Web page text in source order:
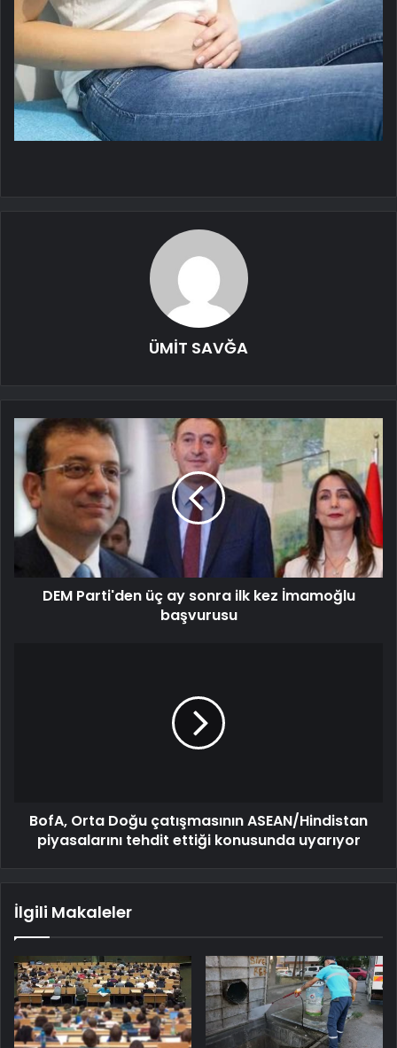
ÜMİT SAVĞA
DEM Parti'den üç ay sonra ilk kez İmamoğlu
başvurusu
BofA, Orta Doğu çatışmasının ASEAN/Hindistan
piyasalarını tehdit ettiği konusunda uyarıyor
İlgili Makaleler